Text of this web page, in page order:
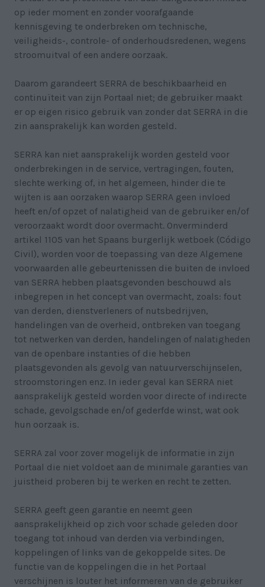
op ieder moment en zonder voorafgaande
kennisgeving te onderbreken om technische,
veiligheids-, controle- of onderhoudsredenen, wegens
stroomuitval of een andere oorzaak.
Daarom garandeert SERRA de beschikbaarheid en
continuïteit van zijn Portaal niet; de gebruiker maakt
er op eigen risico gebruik van zonder dat SERRA in die
zin aansprakelijk kan worden gesteld.
SERRA kan niet aansprakelijk worden gesteld voor
onderbrekingen in de service, vertragingen, fouten,
slechte werking of, in het algemeen, hinder die te
wijten is aan oorzaken waarop SERRA geen invloed
heeft en/of opzet of nalatigheid van de gebruiker en/of
veroorzaakt wordt door overmacht. Onverminderd
artikel 1105 van het Spaans burgerlijk wetboek (Código
Civil), worden voor de toepassing van deze Algemene
voorwaarden alle gebeurtenissen die buiten de invloed
van SERRA hebben plaatsgevonden beschouwd als
inbegrepen in het concept van overmacht, zoals: fout
van derden, dienstverleners of nutsbedrijven,
handelingen van de overheid, ontbreken van toegang
tot netwerken van derden, handelingen of nalatigheden
van de openbare instanties of die hebben
plaatsgevonden als gevolg van natuurverschijnselen,
stroomstoringen enz. In ieder geval kan SERRA niet
aansprakelijk gesteld worden voor directe of indirecte
schade, gevolgschade en/of gederfde winst, wat ook
hun oorzaak is.
SERRA zal voor zover mogelijk de informatie in zijn
Portaal die niet voldoet aan de minimale garanties van
juistheid proberen bij te werken en recht te zetten.
SERRA geeft geen garantie en neemt geen
aansprakelijkheid op zich voor schade geleden door
toegang tot inhoud van derden via verbindingen,
koppelingen of links van de gekoppelde sites. De
functie van de koppelingen die in het Portaal
verschijnen is louter het informeren van de gebruiker